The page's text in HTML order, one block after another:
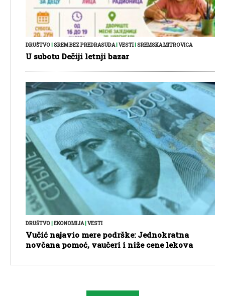
DRUŠTVO|SREM BEZ PREDRASUDA|VESTI|SREMSKA MITROVICA
U subotu Dečiji letnji bazar
DRUŠTVO EKONOMIJA| VESTI
Vučić najavio mere podrške: Jednokratna
novčana pomoć, vaučeri i niže cene lekova